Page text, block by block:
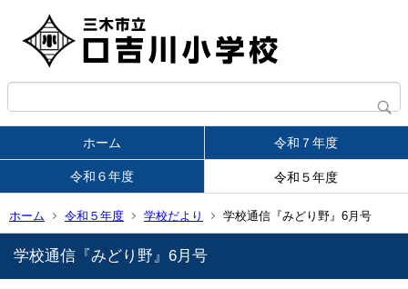
ホーム 令和７年度
令和６年度 令和５年度
ホーム 令和５年度 学校だより 学校通信『みどり野』6月号
学校通信『みどり野』6月号